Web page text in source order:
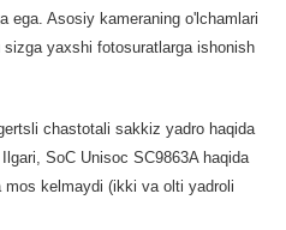
ega. Asosiy kameraning o'lchamlari
yaxshi fotosuratlarga ishonish
chastotali sakkiz yadro haqida
SoC Unisoc SC9863A haqida
kelmaydi (ikki va olti yadroli